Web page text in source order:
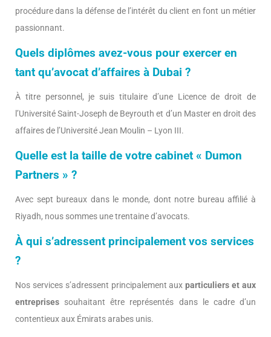
procédure dans la défense de l’intérêt du client en font un métier
passionnant.
Quels diplômes avez-vous pour exercer en
tant qu’avocat d’affaires à Dubai ?
À titre personnel, je suis titulaire d’une Licence de droit de
l’Université Saint-Joseph de Beyrouth et d’un Master en droit des
affaires de l’Université Jean Moulin – Lyon III.
Quelle est la taille de votre cabinet « Dumon
Partners » ?
Avec sept bureaux dans le monde, dont notre bureau affilié à
Riyadh, nous sommes une trentaine d’avocats.
À qui s’adressent principalement vos services
?
Nos services s’adressent principalement auxparticuliers et aux
entreprises souhaitant être représentés dans le cadre d’un
contentieux aux Émirats arabes unis.